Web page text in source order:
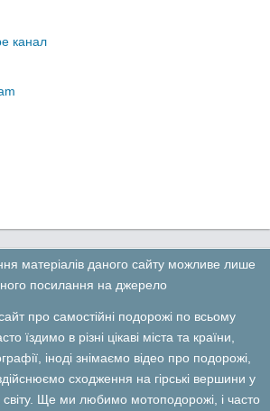
канал
матеріалів даного сайту можливе лише
посилання на джерело
про самостійні подорожі по всьому
їздимо в різні цікаві міста та країни,
іноді знімаємо відео про подорожі,
сходження на гірські вершини у
світу. Ще ми любимо мотоподорожі, і часто